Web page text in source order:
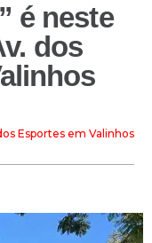
é neste
dos
Esportes em Valinhos